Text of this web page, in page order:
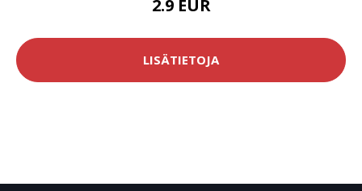
2.9 EUR
LISÄTIETOJA